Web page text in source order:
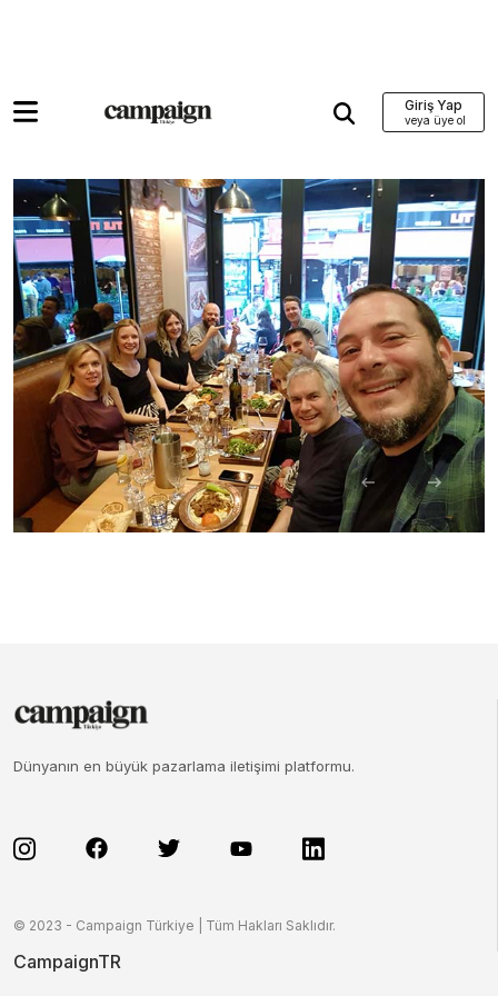
Giriş Yap
Dünyanın en büyük pazarlama iletişimi platformu.
© 2023 - Campaign Türkiye | Tüm Hakları Saklıdır.
CampaignTR